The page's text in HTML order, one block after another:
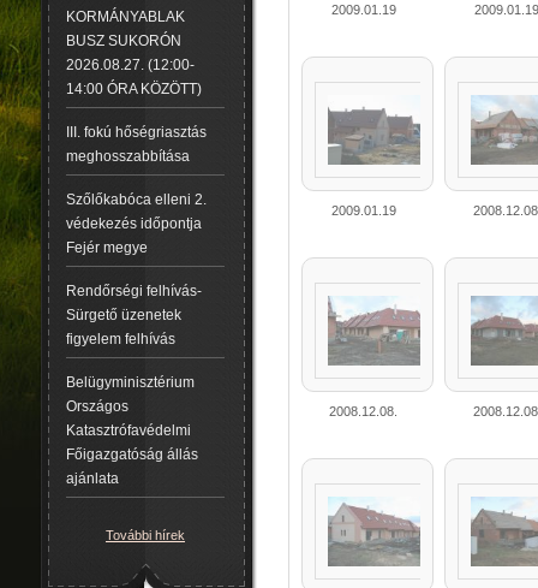
KORMÁNYABLAK
BUSZ SUKORÓN
2026.08.27. (12:00-
14:00 ÓRA KÖZÖTT)
III. fokú hőségriasztás
meghosszabbítása
Szőlőkabóca elleni 2.
védekezés időpontja
Fejér megye
Rendőrségi felhívás-
Sürgető üzenetek
figyelem felhívás
Belügyminisztérium
Országos
Katasztrófavédelmi
Főigazgatóság állás
ajánlata
További hírek
2009.01.19
2009.01.19
2008.12.08.